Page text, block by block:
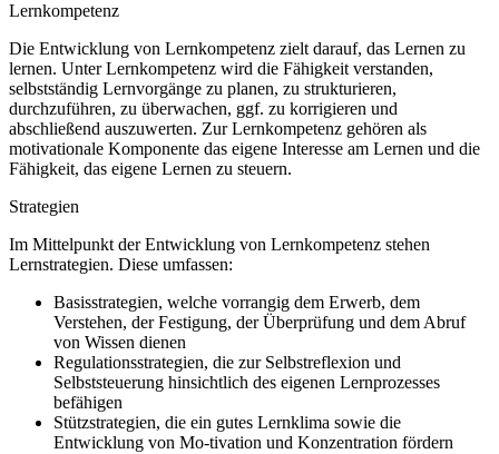
Lernkompetenz
Die Entwicklung von Lernkompetenz zielt darauf, das Lernen zu
lernen. Unter Lernkompetenz wird die Fähigkeit verstanden,
selbstständig Lernvorgänge zu planen, zu strukturieren,
durchzuführen, zu überwachen, ggf. zu korrigieren und
abschließend auszuwerten. Zur Lernkompetenz gehören als
motivationale Komponente das eigene Interesse am Lernen und die
Fähigkeit, das eigene Lernen zu steuern.
Strategien
Im Mittelpunkt der Entwicklung von Lernkompetenz stehen
Lernstrategien. Diese umfassen:
Basisstrategien, welche vorrangig dem Erwerb, dem
Verstehen, der Festigung, der Überprüfung und dem Abruf
von Wissen dienen
Regulationsstrategien, die zur Selbstreflexion und
Selbststeuerung hinsichtlich des eigenen Lernprozesses
befähigen
Stützstrategien, die ein gutes Lernklima sowie die
Entwicklung von Mo-tivation und Konzentration fördern